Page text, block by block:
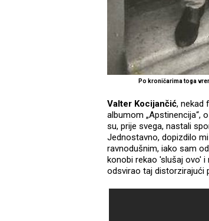
Po kroničarima toga
Valter Kocijančić, nekad
albumom „Apstinencija“,
su, prije svega, nastali
Jednostavno, dopizdilo
ravnodušnim, iako sam
konobi rekao 'slušaj ovo'
odsvirao taj distorzirajući